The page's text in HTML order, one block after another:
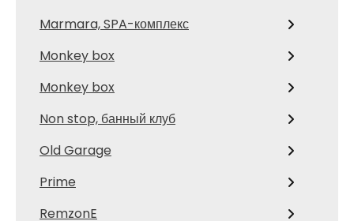
Marmara, SPA-комплекс
Monkey box
Monkey box
Non stop, банный клуб
Old Garage
Prime
RemzonE